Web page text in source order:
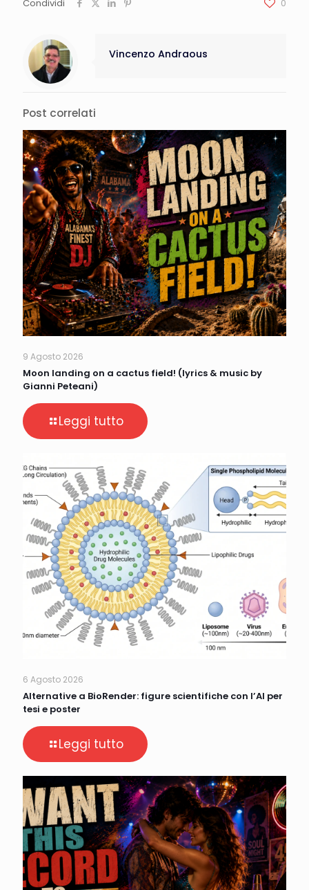
Condividi 0
Vincenzo Andraous
Post correlati
9 Agosto 2026
Moon landing on a cactus field! (lyrics & music by
Gianni Peteani)
Leggi tutto
6 Agosto 2026
Alternative a BioRender: figure scientifiche con l’AI per
tesi e poster
Leggi tutto